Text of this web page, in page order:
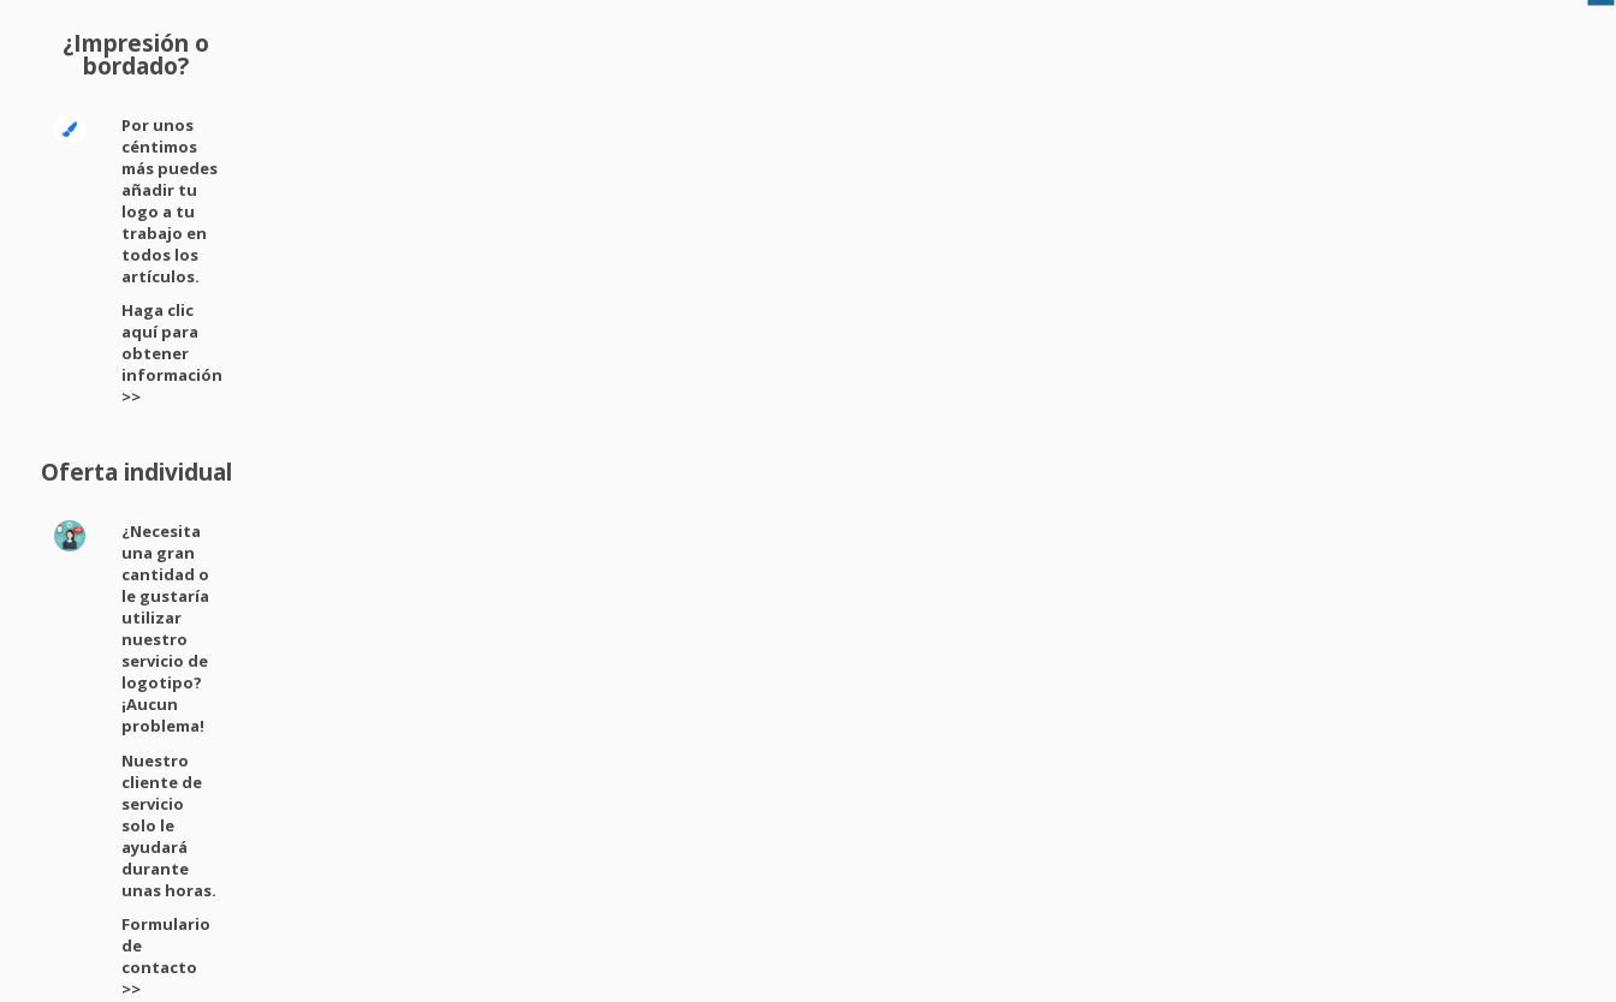
¿Impresión o
bordado?
Por unos
céntimos
más puedes
añadir tu
logo a tu
trabajo en
todos los
artículos.
Haga clic
aquí para
obtener
información
>>
Oferta individual
¿Necesita
una gran
cantidad o
le gustaría
utilizar
nuestro
servicio de
logotipo?
¡Aucun
problema!
Nuestro
cliente de
servicio
solo le
ayudará
durante
unas horas.
Formulario
de
contacto
>>